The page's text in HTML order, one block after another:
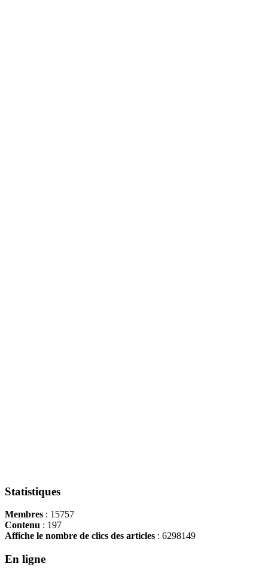
Statistiques
Membres : 15757
Contenu : 197
Affiche le nombre de clics des articles : 6298149
En ligne